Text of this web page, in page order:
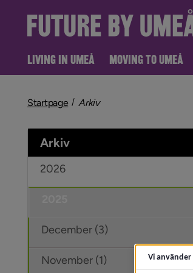
LIVING IN UMEÅ MOVING TO UMEÅ
Startpage Arkivnivå i
Arkiv
2026
December (3)
November (1) Vi